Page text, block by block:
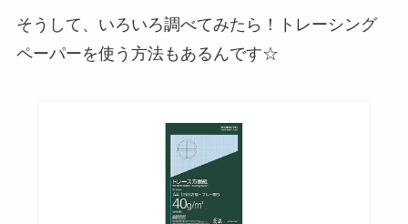
そうして、いろいろ調べてみたら！トレーシング
ペーパーを使う方法もあるんです☆